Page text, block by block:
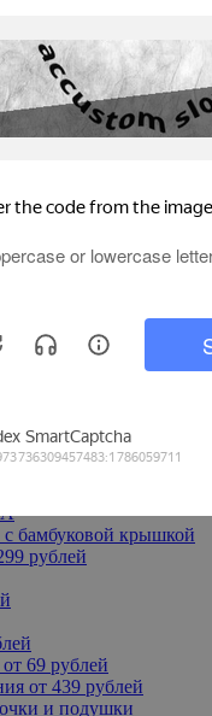
до -50%
до -70%
бамбуковой крышкой
рублей
69 рублей
от 439 рублей
и подушки